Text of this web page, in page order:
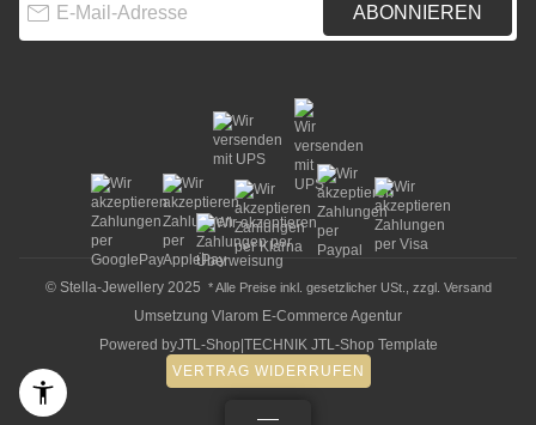
ABONNIEREN
© Stella-Jewellery 2025 * Alle Preise inkl. gesetzlicher USt., zzgl. Versand
Umsetzung Vlarom E-Commerce Agentur
Powered byJTL-Shop TECHNIK JTL-Shop Template
VERTRAG WIDERRUFEN